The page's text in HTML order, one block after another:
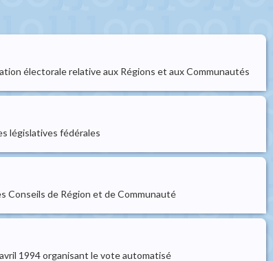
électorale relative aux Régions et aux Communautés
législatives fédérales
Conseils de Région et de Communauté
1994 organisant le vote automatisé